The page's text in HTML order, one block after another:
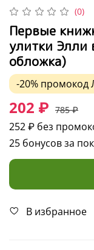
(0)
Первые
улитки Элли
обложка)
-20% промокод
202 ₽ 785 ₽
252 ₽ без
25 бонусов за
В избранное